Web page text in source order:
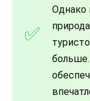
Однако